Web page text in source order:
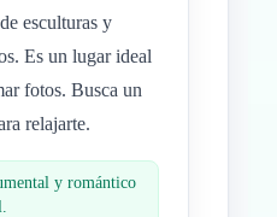
esculturas y
Es un lugar ideal
fotos. Busca un
relajarte.
y romántico